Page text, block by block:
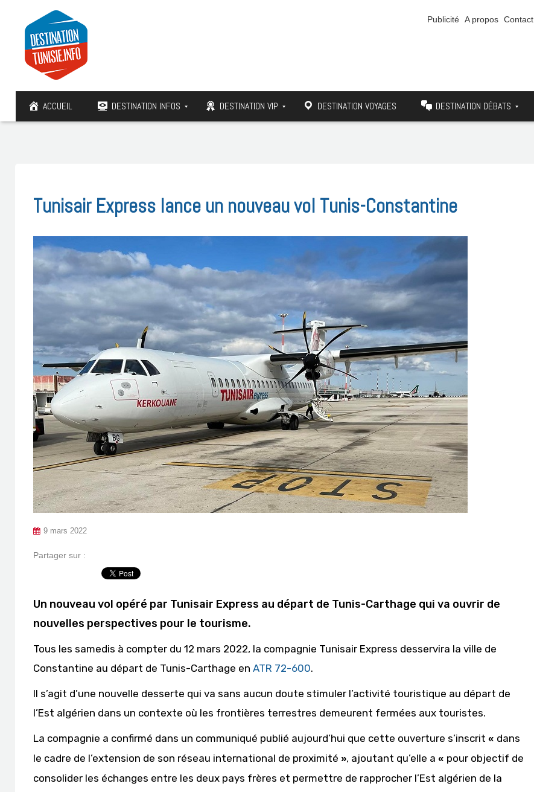
Publicité A propos Contact
ACCUEIL DESTINATION INFOS DESTINATION VIP DESTINATION VOYAGES DESTINATION DÉBATS
Tunisair Express lance un nouveau vol Tunis-Constantine
9 mars 2022
Partager sur :
Un nouveau vol opéré par Tunisair Express au départ de Tunis-Carthage qui va ouvrir de
nouvelles perspectives pour le tourisme.
Tous les samedis à compter du 12 mars 2022, la compagnie Tunisair Express desservira la ville de
Constantine au départ de Tunis-Carthage en ATR 72-600.
Il s’agit d’une nouvelle desserte qui va sans aucun doute stimuler l’activité touristique au départ de
l’Est algérien dans un contexte où les frontières terrestres demeurent fermées aux touristes.
La compagnie a confirmé dans un communiqué publié aujourd’hui que cette ouverture s’inscrit « dans
le cadre de l’extension de son réseau international de proximité », ajoutant qu’elle a « pour objectif de
consolider les échanges entre les deux pays frères et permettre de rapprocher l’Est algérien de la